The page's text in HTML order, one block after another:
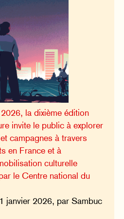
la dixième édition
invite le public à explorer
campagnes à travers
en France et à
culturelle
le Centre national du
janvier 2026, par Sambuc